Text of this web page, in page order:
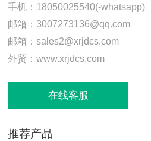
手机：18050025540(-whatsapp)
邮箱：3007273136@qq.com
邮箱：sales2@xrjdcs.com
外贸：www.xrjdcs.com
在线客服
推荐产品